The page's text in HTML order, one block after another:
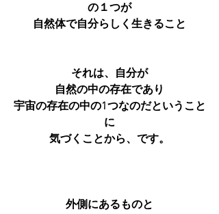
の１つが
自然体で自分らしく生きること
それは、自分が
自然の中の存在であり
宇宙の存在の中の1つなのだということ
に
気づくことから、です。
外側にあるものと